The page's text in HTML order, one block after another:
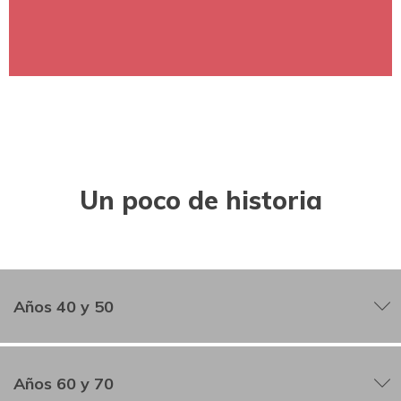
Un poco de historia
Años 40 y 50
Años 60 y 70